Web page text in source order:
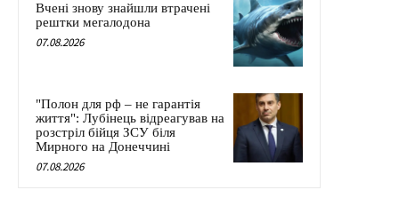
Вчені знову знайшли втрачені
рештки мегалодона
07.08.2026
"Полон для рф – не гарантія
життя": Лубінець відреагував на
розстріл бійця ЗСУ біля
Мирного на Донеччині
07.08.2026